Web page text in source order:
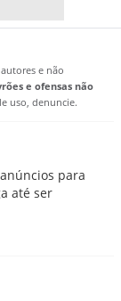
e não
e ofensas não
uso, denuncie.
para
até ser